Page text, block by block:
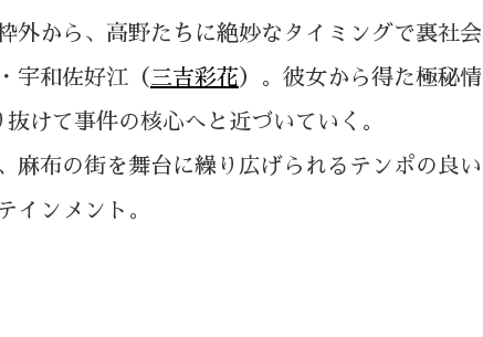
外から、高野たちに絶妙なタイミングで裏社会
宇和佐好江（ 三吉彩花 ）。彼女から得た極秘情
けて事件の核心へと近づいていく。
麻布の街を舞台に繰り広げられるテンポの良い
インメント。